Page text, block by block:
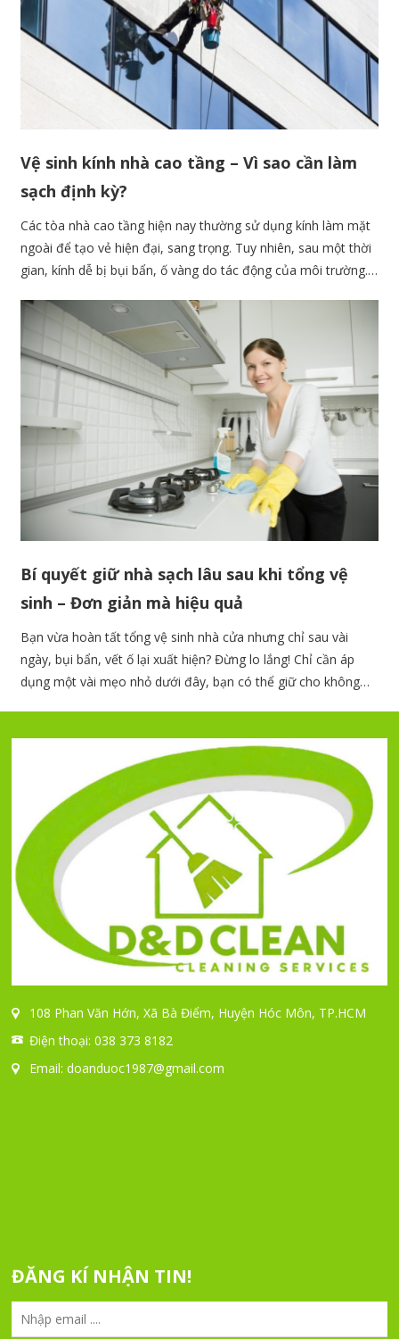
Vệ sinh kính nhà cao tầng – Vì sao cần làm
sạch định kỳ?
Các tòa nhà cao tầng hiện nay thường sử dụng kính làm mặt
ngoài để tạo vẻ hiện đại, sang trọng. Tuy nhiên, sau một thời
gian, kính dễ bị bụi bẩn, ố vàng do tác động của môi trường.
đẹp mà còn ảnh hưởng đến chất lượng và tuổi thọ của công
trình. Hãy cùng tìm hiểu lý do tại sao cần vệ sinh kính nhà cao
tầng thường xuyên và cách thực hiện đúng cách.
Bí quyết giữ nhà sạch lâu sau khi tổng vệ
sinh – Đơn giản mà hiệu quả
Bạn vừa hoàn tất tổng vệ sinh nhà cửa nhưng chỉ sau vài
ngày, bụi bẩn, vết ố lại xuất hiện? Đừng lo lắng! Chỉ cần áp
dụng một vài mẹo nhỏ dưới đây, bạn có thể giữ cho không
108 Phan Văn Hớn, Xã Bà Điểm, Huyện Hóc Môn, TP.HCM
Điện thoại: 038 373 8182
Email:doanduoc1987@gmail.com
ĐĂNG KÍ NHẬN TIN!